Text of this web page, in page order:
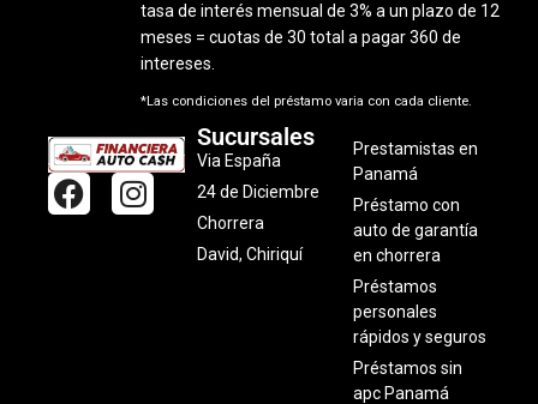
tasa de interés mensual de 3% a un plazo de 12
meses = cuotas de 30 total a pagar 360 de
intereses.
*Las condiciones del préstamo varia con cada cliente.
F
a
I
n
Sucursales
Via España
24 de Diciembre
Chorrera
David, Chiriquí
Prestamistas en
Panamá
Préstamo con
auto de garantía
en chorrera
Préstamos
personales
rápidos y seguros
Préstamos sin
apc Panamá